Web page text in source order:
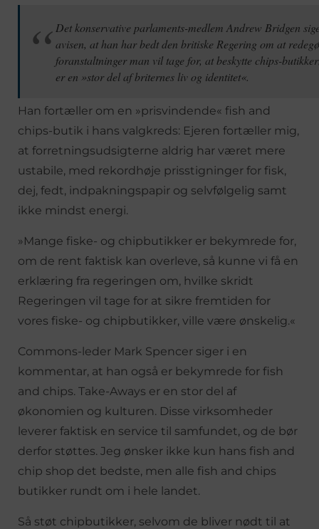
Det konservative parlaments-medlem Andrew Bridgen
avisen, at han har bedt den britiske Regering om at
foranstaltninger man vil tage for, at beskytte chips-
er en »stor del af briternes liv og identitet«.
Han fortæller om en »prisvindende« fish and
chips-butik i hans valgkreds: Ejeren fortæller mig,
at forretningsudsigterne aldrig har været mere
ustabile, med rekordhøje prisstigninger for fisk,
dej, fedt, indpakningspapir og selvfølgelig samt
ikke mindst energi.
»Mange fiske- og chipbutikker er bekymrede for,
om de rent faktisk kan overleve, så kunne vi få en
erklæring fra regeringen om, hvilke skridt
Regeringen vil tage for at sikre fremtiden for
vores fiske- og chipbutikker, ville være ønskelig.«
Commons-leder Mark Spencer siger i en
kommentar, at han også er bekymrede for fish
and chips. Take-Aways er en stor del af
økonomien og kulturen. Disse virksomheder
leverer faktisk en service til samfundet, og de bør
derfor støttes. Jeg ønsker ikke kun hans fish and
chip shop det bedste, men alle fish and chips
butikker rundt om i hele landet.
Så støt chipbutikker, selvom de bliver nødt til at